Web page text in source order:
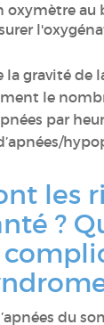
oxymètre au
la gravité de
le
par
les
?
du